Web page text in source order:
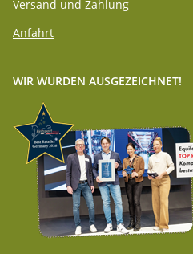
Versand und Zahlung
Anfahrt
WIR WURDEN AUSGEZEICHNET!